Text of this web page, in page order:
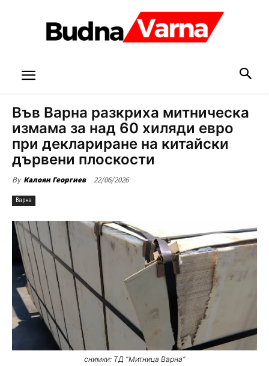
Във Варна разкриха митническа
измама за над 60 хиляди евро
при деклариране на китайски
дървени плоскости
By Калоян Георгиев 22/06/2026
Варна
снимки: ТД "Митница Варна"